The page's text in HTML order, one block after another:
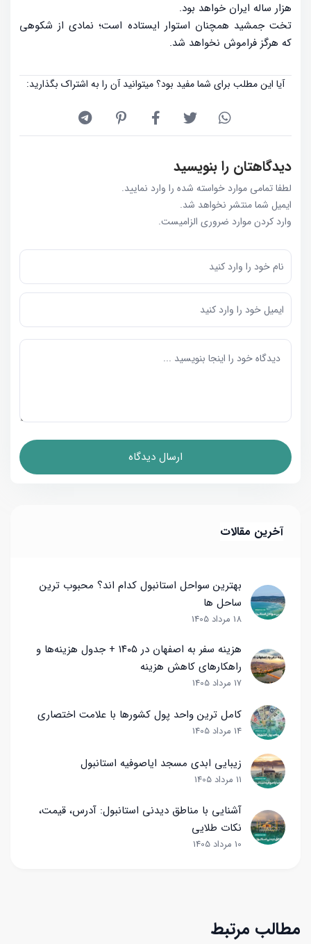
هزار ساله ایران خواهد بود.
تخت جمشید همچنان استوار ایستاده است؛ نمادی از شکوهی
که هرگز فراموش نخواهد شد.
آیا این مطلب برای شما مفید بود؟ میتوانید آن را به اشتراک بگذارید:
دیدگاهتان را بنویسید
لطفا تمامی موارد خواسته شده را وارد نمایید.
ایمیل شما منتشر نخواهد شد.
وارد کردن موارد ضروری الزامیست.
آخرین مقالات
بهترین سواحل استانبول کدام اند؟ محبوب ترین
ساحل ها
18 مرداد 1405
هزینه سفر به اصفهان در ۱۴۰۵ + جدول هزینه‌ها و
راهکارهای کاهش هزینه
17 مرداد 1405
کامل ترین واحد پول کشورها با علامت اختصاری
14 مرداد 1405
زیبایی ابدی مسجد ایاصوفیه استانبول
11 مرداد 1405
آشنایی با مناطق دیدنی استانبول: آدرس، قیمت،
نکات طلایی
10 مرداد 1405
مطالب مرتبط